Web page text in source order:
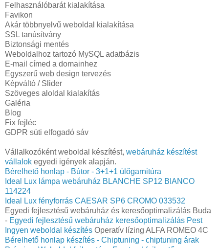
Felhasználóbarát kialakítása
Favikon
Akár többnyelvű weboldal kialakítása
SSL tanúsítvány
Biztonsági mentés
Weboldalhoz tartozó MySQL adatbázis
E-mail címed a domainhez
Egyszerű web design tervezés
Képváltó / Slider
Szöveges aloldal kialakítás
Galéria
Blog
Fix fejléc
GDPR süti elfogadó sáv
Vállalkozóként weboldal készítést, webáruház készítést
vállalok egyedi igények alapján.
Bérelhető honlap - Bútor - 3+1+1 ülőgarnitúra
Ideal Lux lámpa webáruház BLANCHE SP12 BIANCO
114224
Ideal Lux fényforrás CAESAR SP6 CROMO 033532
Egyedi fejlesztésű webáruház és keresőoptimalizálás Buda
- Egyedi fejlesztésű webáruház keresőoptimalizálás Pest
Ingyen weboldal készítés Operatív lízing ALFA ROMEO 4C
Bérelhető honlap készítés - Chiptuning - chiptuning árak